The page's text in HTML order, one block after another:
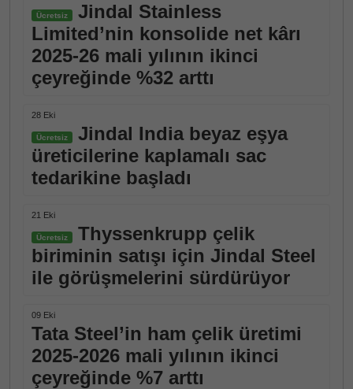
Ücretsiz
Jindal Stainless
Limited’nin konsolide net kârı
2025-26 mali yılının ikinci
çeyreğinde %32 arttı
28 Eki
Ücretsiz
Jindal India beyaz eşya
üreticilerine kaplamalı sac
tedarikine başladı
21 Eki
Ücretsiz
Thyssenkrupp çelik
biriminin satışı için Jindal Steel
ile görüşmelerini sürdürüyor
09 Eki
Tata Steel’in ham çelik üretimi
2025-2026 mali yılının ikinci
çeyreğinde %7 arttı